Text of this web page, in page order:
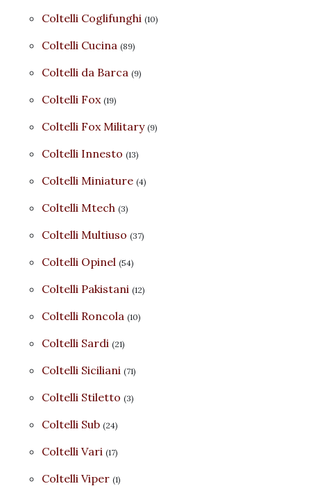
Coltelli Coglifunghi (10)
Coltelli Cucina (89)
Coltelli da Barca (9)
Coltelli Fox (19)
Coltelli Fox Military (9)
Coltelli Innesto (13)
Coltelli Miniature (4)
Coltelli Mtech (3)
Coltelli Multiuso (37)
Coltelli Opinel (54)
Coltelli Pakistani (12)
Coltelli Roncola (10)
Coltelli Sardi (21)
Coltelli Siciliani (71)
Coltelli Stiletto (3)
Coltelli Sub (24)
Coltelli Vari (17)
Coltelli Viper (1)